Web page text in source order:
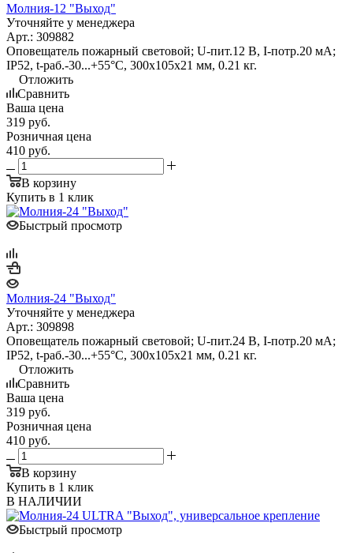
Молния-12 "Выход"
Уточняйте у менеджера
Арт.: 309882
Оповещатель пожарный световой; U-пит.12 В, I-потр.20 мА;
IP52, t-раб.-30...+55°С, 300х105х21 мм, 0.21 кг.
Отложить
Сравнить
Ваша цена
319 руб.
Розничная цена
410 руб.
В корзину
Купить в 1 клик
Быстрый просмотр
Молния-24 "Выход"
Уточняйте у менеджера
Арт.: 309898
Оповещатель пожарный световой; U-пит.24 В, I-потр.20 мА;
IP52, t-раб.-30...+55°С, 300х105х21 мм, 0.21 кг.
Отложить
Сравнить
Ваша цена
319 руб.
Розничная цена
410 руб.
В корзину
Купить в 1 клик
В НАЛИЧИИ
Быстрый просмотр